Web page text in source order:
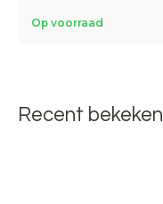
Op voorraad
Recent bekeken